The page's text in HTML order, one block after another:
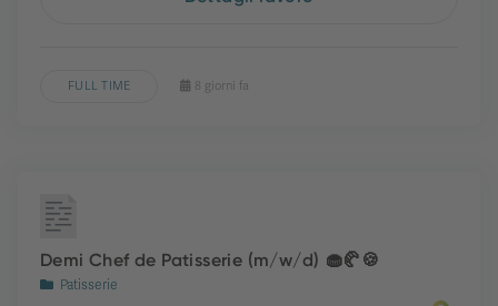
FULL TIME 8 giorni fa
Demi Chef de Patisserie (m/w/d) 🧁🥐🍪
Patisserie